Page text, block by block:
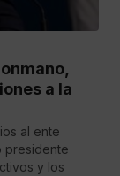
a la
al ente
presidente
y los